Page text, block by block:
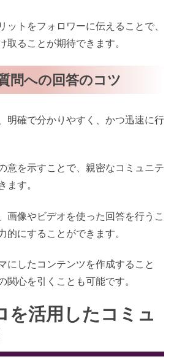
ットをフォロワーに伝えることで、
取ることが期待できます。
問への回答のコツ
明確で分かりやすく、かつ迅速に行
意を示すことで、親密なコミュニテ
ます。
画像やビデオを使った回答を行うこ
的にすることができます。
にしたコンテンツを作成すること
関心を引くことも可能です。
を活用したコミュ